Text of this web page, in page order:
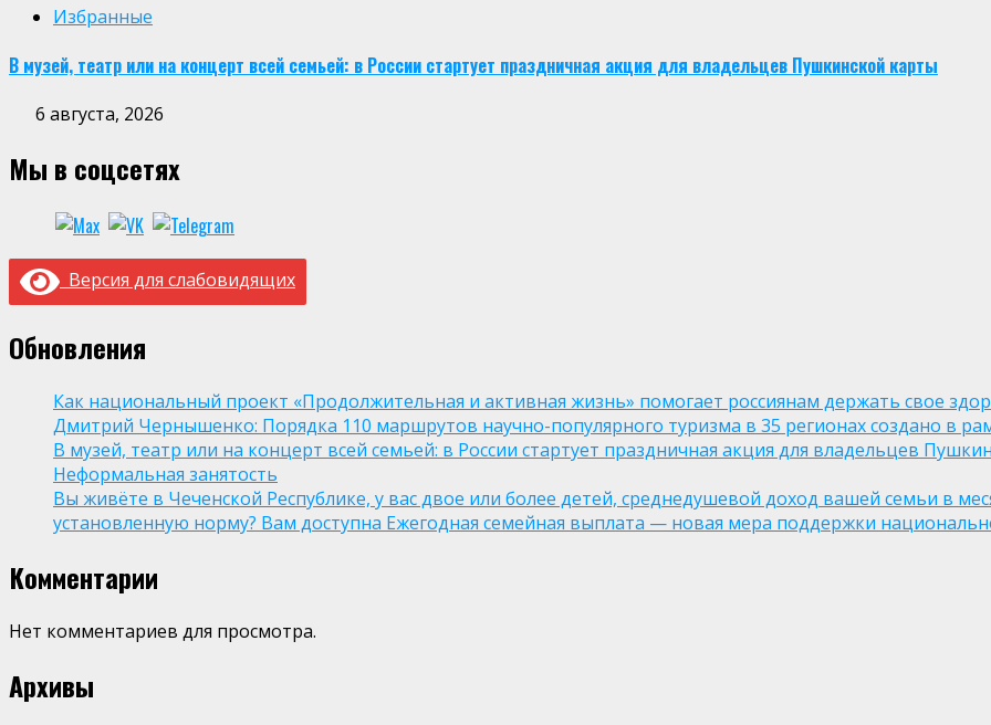
Избранные
В музей, театр или на концерт всей семьей: в России стартует праздничная акция для владельцев Пушкинской карты
6 августа, 2026
Мы в соцсетях
Версия для слабовидящих
Обновления
Как национальный проект «Продолжительная и активная жизнь» помогает россиянам держать свое
Дмитрий Чернышенко: Порядка 110 маршрутов научно-популярного туризма в 35 регионах создано в
В музей, театр или на концерт всей семьей: в России стартует праздничная акция для владельцев
Неформальная занятость
Вы живёте в Чеченской Республике, у вас двое или более детей, среднедушевой доход вашей семьи в
установленную норму? Вам доступна Ежегодная семейная выплата — новая мера поддержки
Комментарии
Нет комментариев для просмотра.
Архивы